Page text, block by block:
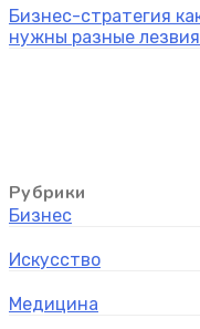
Бизнес-стратегия
нужны разные лезвия
Рубрики
Бизнес
Искусство
Медицина